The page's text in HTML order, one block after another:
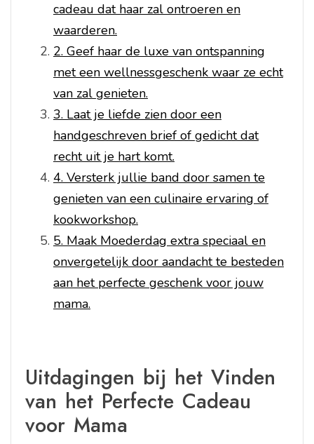
cadeau dat haar zal ontroeren en
waarderen.
2. Geef haar de luxe van ontspanning
met een wellnessgeschenk waar ze echt
van zal genieten.
3. Laat je liefde zien door een
handgeschreven brief of gedicht dat
recht uit je hart komt.
4. Versterk jullie band door samen te
genieten van een culinaire ervaring of
kookworkshop.
5. Maak Moederdag extra speciaal en
onvergetelijk door aandacht te besteden
aan het perfecte geschenk voor jouw
mama.
Uitdagingen bij het Vinden
van het Perfecte Cadeau
voor Mama